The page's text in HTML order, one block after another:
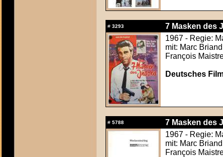
# 3293
7 Masken des
1967 - Regie:
mit: Marc
François
Deutsches
# 5788
7 Masken des
1967 - Regie:
mit: Marc
François